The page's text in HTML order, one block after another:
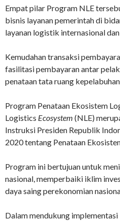
Empat pilar Program NLE
bisnis layanan pemerintah di
layanan logistik internasional
Kemudahan transaksi
fasilitasi pembayaran antar
penataan tata ruang
Program Penataan Ekosistem
Logistics Ecosystem (NLE)
Instruksi Presiden Republik
2020 tentang Penataan
Program ini bertujuan untuk
nasional, memperbaiki iklim
daya saing perekonomian
Dalam mendukung